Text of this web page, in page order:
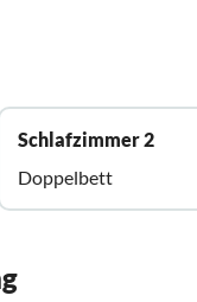
Schlafzimmer 2
Doppelbett